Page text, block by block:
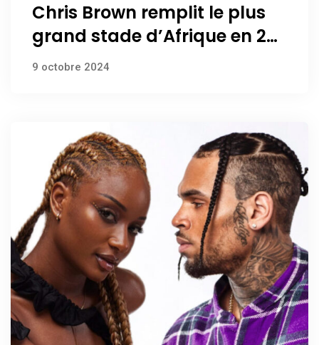
Chris Brown remplit le plus
grand stade d’Afrique en 2
heures
9 octobre 2024